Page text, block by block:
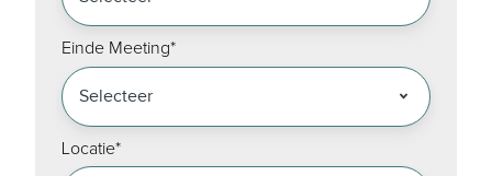
Einde Meeting*
Locatie*